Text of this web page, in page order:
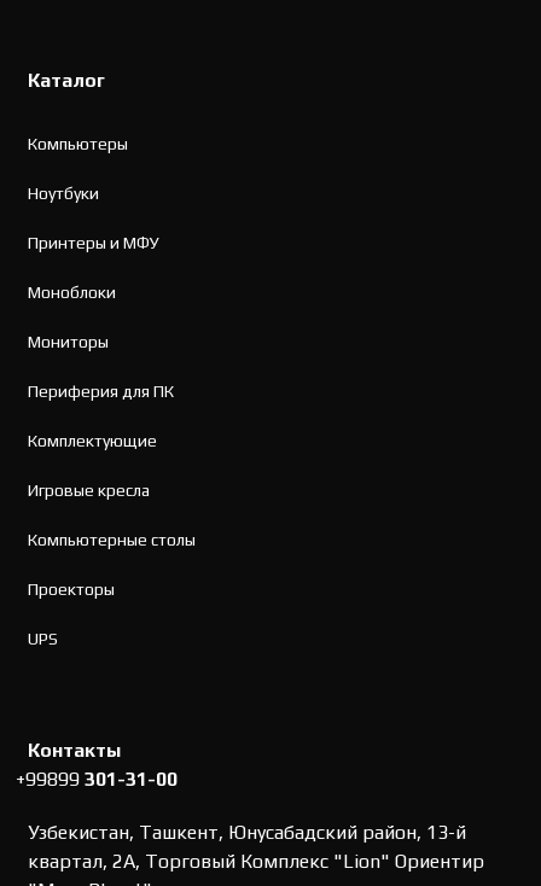
Каталог
Компьютеры
Ноутбуки
Принтеры и МФУ
Моноблоки
Мониторы
Периферия для ПК
Комплектующие
Игровые кресла
Компьютерные столы
Проекторы
UPS
Контакты
+99899301-31-00
Узбекистан, Ташкент, Юнусабадский район, 13-й
квартал, 2А, Торговый Комплекс "Lion" Ориентир